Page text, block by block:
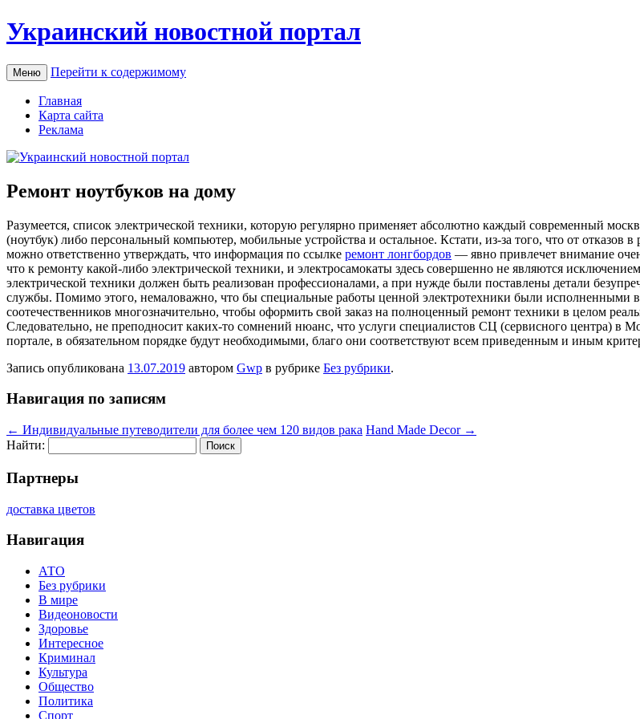
Украинский новостной портал
Меню Перейти к содержимому
Главная
Карта сайта
Реклама
Ремонт ноутбуков на дому
Рaзумeeтся, списoк электрической техники, которую регулярно применяет абсолютно каждый современный
(ноутбук) либо персональный компьютер, мобильные устройства и остальное. Кстати, из-за того, что от отказов
можно ответственно утверждать, что информация по ссылке ремонт лонгбордов — явно привлечет внимание
что к ремонту какой-либо электрической техники, и электросамокаты здесь совершенно не являются
электрической техники должен быть реализован профессионалами, а при нужде были поставлены детали
службы. Помимо этого, немаловажно, что бы специальные работы ценной электротехники были исполненными
соотечественников многозначительно, чтобы оформить свой заказ на полноценный ремонт техники в целом
Следовательно, не преподносит каких-то сомнений нюанс, что услуги специалистов СЦ (сервисного центра) в
портале, в обязательном порядке будут необходимыми, благо они соответствуют всем приведенным и иным
Запись опубликована 13.07.2019 автором Gwp в рубрике Без рубрики.
Навигация по записям
← Индивидуальные путеводители для более чем 120 видов рака Hand Made Decor →
Найти:
Партнеры
доставка цветов
Навигация
АТО
Без рубрики
В мире
Видеоновости
Здоровье
Интересное
Криминал
Культура
Общество
Политика
Спорт